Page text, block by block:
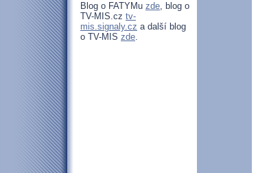
Blog o FATYMu zde, blog o
TV-MIS.cz tv-
mis.signaly.cz a další blog
o TV-MIS zde.